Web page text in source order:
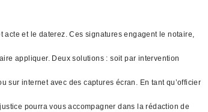
et le daterez. Ces signatures engagent le notaire,
appliquer. Deux solutions : soit par intervention
sur internet avec des captures écran. En tant qu’officier
pourra vous accompagner dans la rédaction de